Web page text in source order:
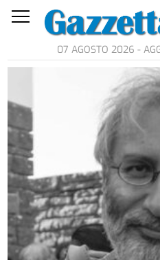
07 AGOSTO 2026 -